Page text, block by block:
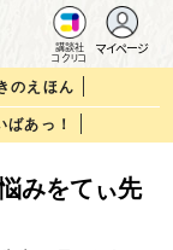
講談社
コクリコ
マイページ
のえほん
ばあっ！
みをてぃ先